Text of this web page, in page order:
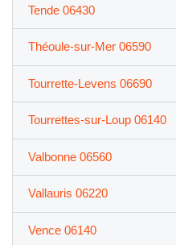
Tende 06430
Théoule-sur-Mer 06590
Tourrette-Levens 06690
Tourrettes-sur-Loup 06140
Valbonne 06560
Vallauris 06220
Vence 06140